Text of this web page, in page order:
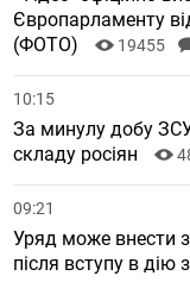
Європарламенту
(ФОТО)
19455
10:15
За минулу добу
складу росіян
09:21
Уряд може внести
після вступу в дію